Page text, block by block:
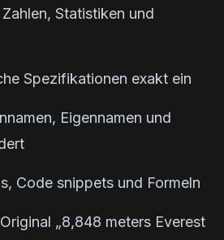
Statistiken und
Spezifikationen exakt ein
Eigennamen und
Code snippets und Formeln
„8,848 meters Everest